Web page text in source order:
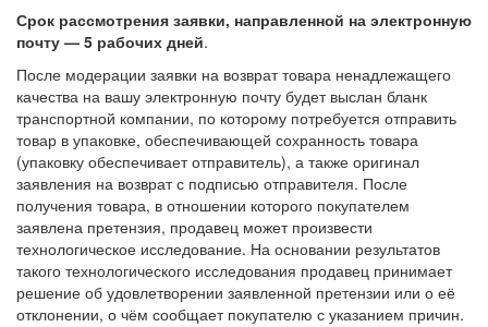
Срок рассмотрения заявки, направленной на электронную
почту — 5 рабочих дней.
После модерации заявки на возврат товара ненадлежащего
качества на вашу электронную почту будет выслан бланк
транспортной компании, по которому потребуется отправить
товар в упаковке, обеспечивающей сохранность товара
(упаковку обеспечивает отправитель), а также оригинал
заявления на возврат с подписью отправителя. После
получения товара, в отношении которого покупателем
заявлена претензия, продавец может произвести
технологическое исследование. На основании результатов
такого технологического исследования продавец принимает
решение об удовлетворении заявленной претензии или о её
отклонении, о чём сообщает покупателю с указанием причин.